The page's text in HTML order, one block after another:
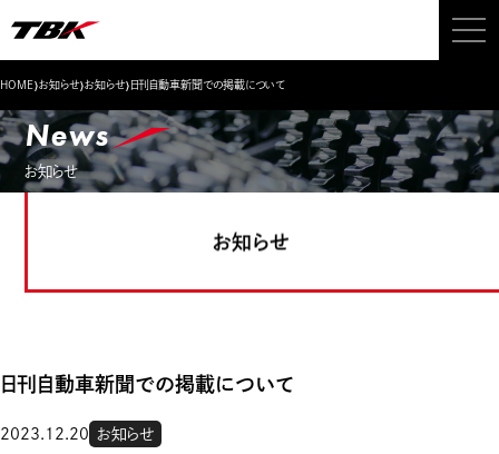
HOME›お知らせ›お知らせ› 日刊自動車新聞での掲載について
News
お知らせ
お知らせ
日刊自動車新聞での掲載について
2023.12.20 お知らせ